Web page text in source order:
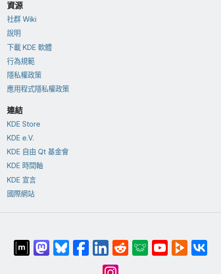
資源
社群 Wiki
說明
下載 KDE 軟體
行為規範
隱私權政策
應用程式隱私權政策
連結
KDE Store
KDE e.V.
KDE 自由 Qt 基金會
KDE 時間軸
KDE 宣言
國際網站